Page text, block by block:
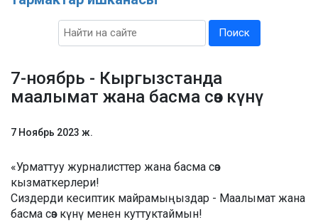
Поиск
7-ноябрь - Кыргызстанда
маалымат жана басма сөз күнү
7 Ноябрь 2023 ж.
«Урматтуу журналисттер жана басма сөз
кызматкерлери!
Сиздерди кесиптик майрамыңыздар - Маалымат жана
басма сөз күнү менен куттуктаймын!